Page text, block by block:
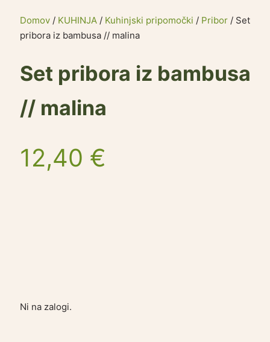
Domov / KUHINJA / Kuhinjski pripomočki / Pribor / Set
pribora iz bambusa // malina
Set pribora iz bambusa
// malina
12,40 €
Ni na zalogi.